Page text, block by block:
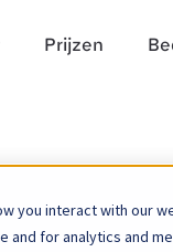
you interact with our
and for analytics and
Prijzen